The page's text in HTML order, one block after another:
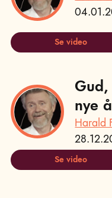
Se video
nye
Harald
Se video